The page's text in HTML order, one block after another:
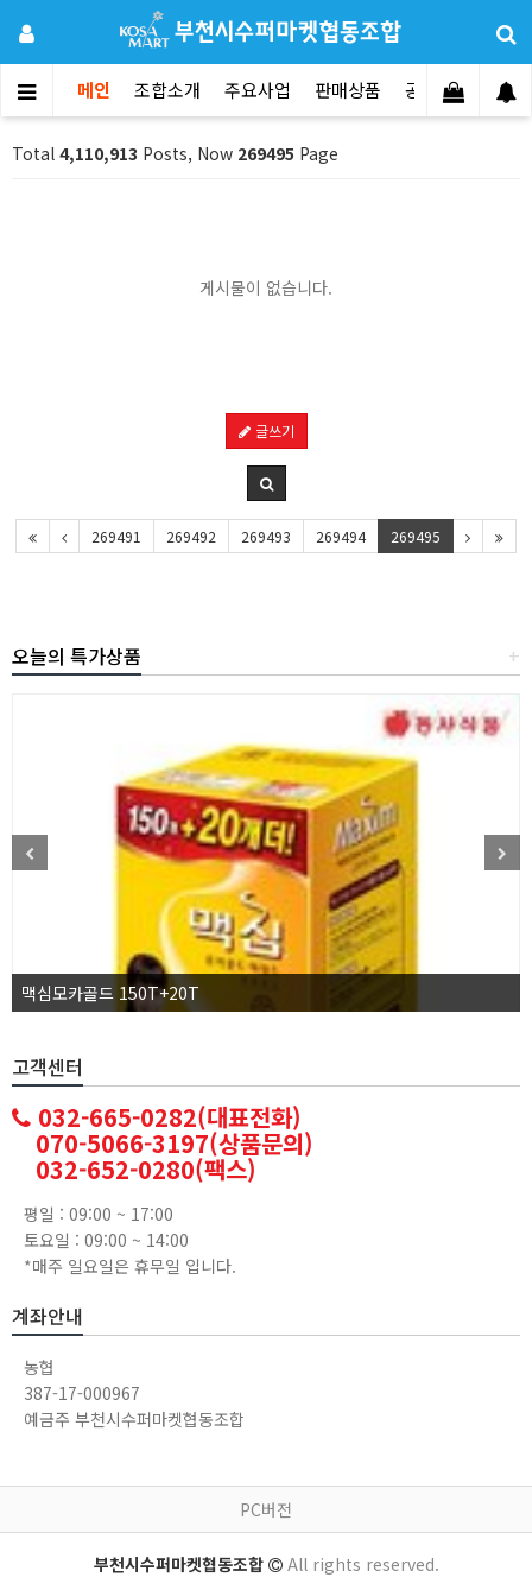
메인 조합소개 주요사업 판매상품 공지사항 문
Total 4,110,913 Posts, Now 269495 Page
게시물이 없습니다.
글쓰기
269491 269492 269493 269494 269495
+
오늘의 특가상품
맥심모카골드 150T+20T
고객센터
032-665-0282(대표전화)
070-5066-3197(상품문의)
032-652-0280(팩스)
평일 : 09:00 ~ 17:00
토요일 : 09:00 ~ 14:00
*매주 일요일은 휴무일 입니다.
계좌안내
농협
387-17-000967
예금주 부천시수퍼마켓협동조합
PC버전
부천시수퍼마켓협동조합 All rights reserved.